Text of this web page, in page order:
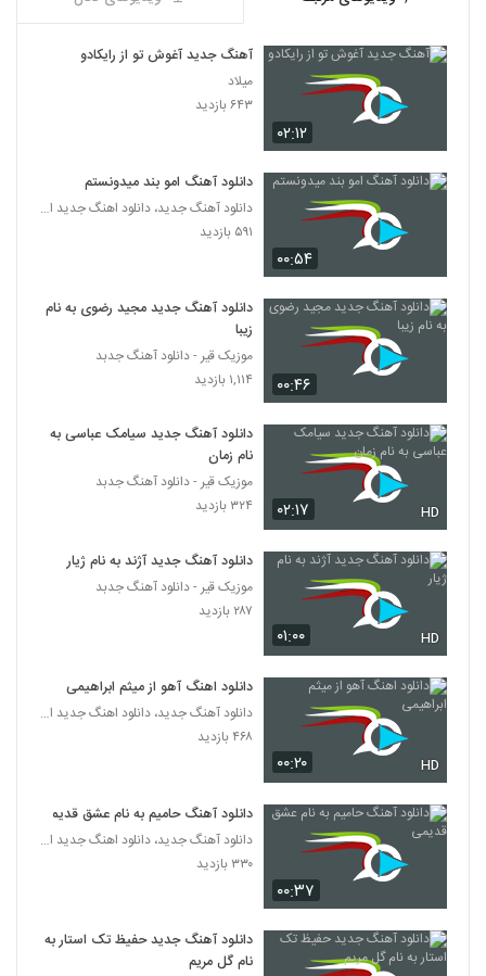
میلاد فلاح آهنگ خودتی فرشته
۲۵۲ بازدید
آهنگ کامران مولایی بنام آغوش ویرونه
۴۸۷ بازدید
دانلود آهنگ دل دل نکن از علیرضا قرینه
5363
آهنگ مسند بنام وابده
آهنگ رضا ثابتی بنام مهم نیست
5365
دانلود آهنگ سام حالم بده
۱۷۸ بازدید
5366
دانلود آهنگ یاسان هواتو داره (Yasan
Havato Dareh)
5367
دانلود آهنگ ساسان محقق عطرت
5368
موزیک زیبای ای یار از رضا یوسفی پور
۲۲۷ بازدید
دانلود آهنگ پوریا صالحی دنیا
5370
آهنگ جبرئیل از امید عقیلی(پاپ)
۰۲:۱۲
آهنگ جدید آغوش تو از رایکادو
میلاد
۶۴۳ بازدید
۰۰:۵۴
دانلود آهنگ امو بند میدونستم
دانلود آهنگ جدید، دانلود اهنگ جدید ایرانی
۵۹۱ بازدید
۰۰:۴۶
دانلود آهنگ جدید مجید رضوی به نام
زیبا
موزیک قیر - دانلود آهنگ جدبد
۱,۱۱۴ بازدید
۰۲:۱۷ HD
دانلود آهنگ جدید سیامک عباسی به
نام زمان
موزیک قیر - دانلود آهنگ جدبد
۳۲۴ بازدید
۰۱:۰۰ HD
دانلود آهنگ جدید آژند به نام ژیار
موزیک قیر - دانلود آهنگ جدبد
۲۸۷ بازدید
۰۰:۲۰ HD
دانلود اهنگ آهو از میثم ابراهیمی
دانلود آهنگ جدید، دانلود اهنگ جدید ایرانی
۴۶۸ بازدید
۰۰:۳۷
دانلود آهنگ حامیم به نام عشق قدیمی
دانلود آهنگ جدید، دانلود اهنگ جدید ایرانی
۳۳۰ بازدید
دانلود آهنگ جدید حفیظ تک استار به
نام گل مریم